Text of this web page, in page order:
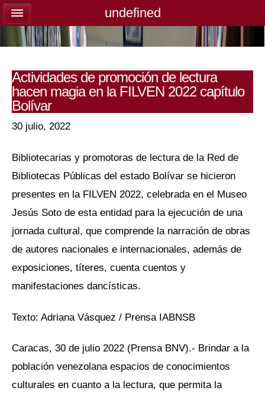
Actividades de promoción de lectura
hacen magia en la FILVEN 2022 capítulo
Bolívar
30 julio, 2022
Bibliotecarias y promotoras de lectura de la Red de
Bibliotecas Públicas del estado Bolívar se hicieron
presentes en la FILVEN 2022, celebrada en el Museo
Jesús Soto de esta entidad para la ejecución de una
jornada cultural, que comprende la narración de obras
de autores nacionales e internacionales, además de
exposiciones, títeres, cuenta cuentos y
manifestaciones dancísticas.
Texto: Adriana Vásquez / Prensa IABNSB
Caracas, 30 de julio 2022 (Prensa BNV).- Brindar a la
población venezolana espacios de conocimientos
culturales en cuanto a la lectura, que permita la
undefined
undefined